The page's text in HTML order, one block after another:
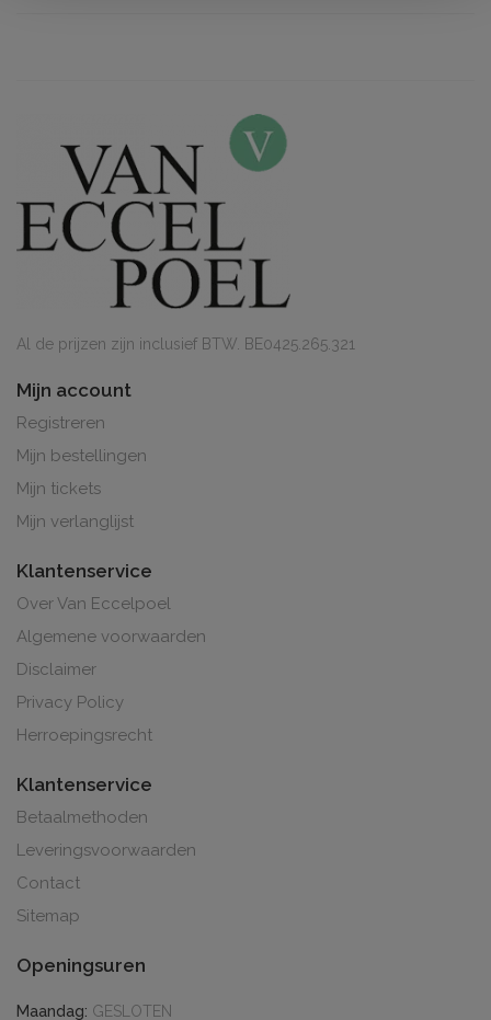
Al de prijzen zijn inclusief BTW. BE0425.265.321
Mijn account
Registreren
Mijn bestellingen
Mijn tickets
Mijn verlanglijst
Klantenservice
Over Van Eccelpoel
Algemene voorwaarden
Disclaimer
Privacy Policy
Herroepingsrecht
Klantenservice
Betaalmethoden
Leveringsvoorwaarden
Contact
Sitemap
Openingsuren
Maandag: GESLOTEN